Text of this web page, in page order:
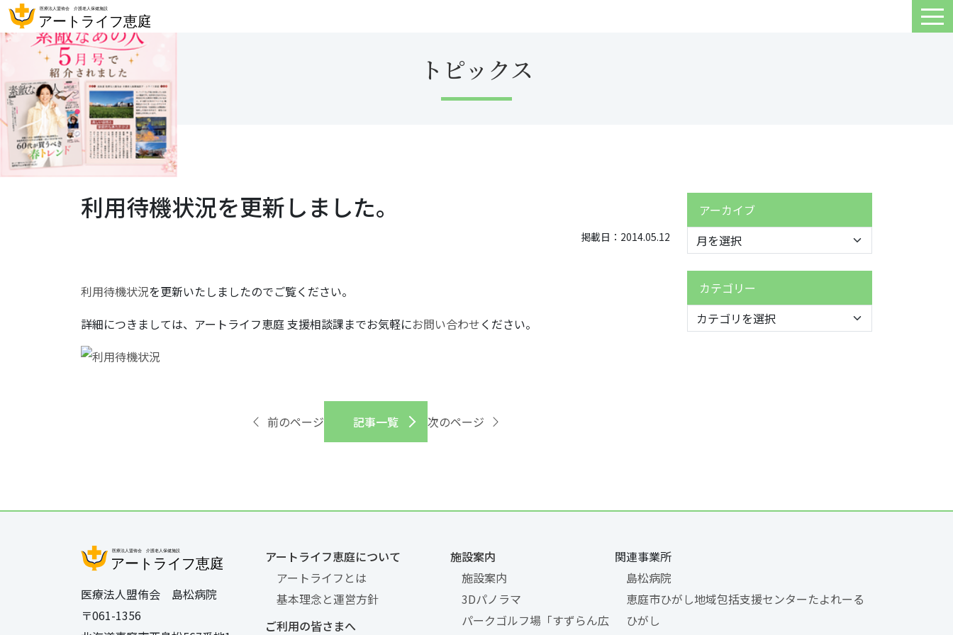
トピックス
利用待機状況を更新しました。
掲載日：2014.05.12
利用待機状況を更新いたしましたのでご覧ください。
詳細につきましては、アートライフ恵庭 支援相談課までお気軽にお問い合わせください。
前のページ 記事一覧 次のページ
アーカイブ
カテゴリー
医療法人盟侑会 島松病院
〒061-1356
アートライフ恵庭について
アートライフとは
基本理念と運営方針
ご利用の皆さまへ
施設案内
施設案内
3Dパノラマ
パークゴルフ場「すずらん広
関連事業所
島松病院
恵庭市ひがし地域包括支援センターたよれーる
ひがし